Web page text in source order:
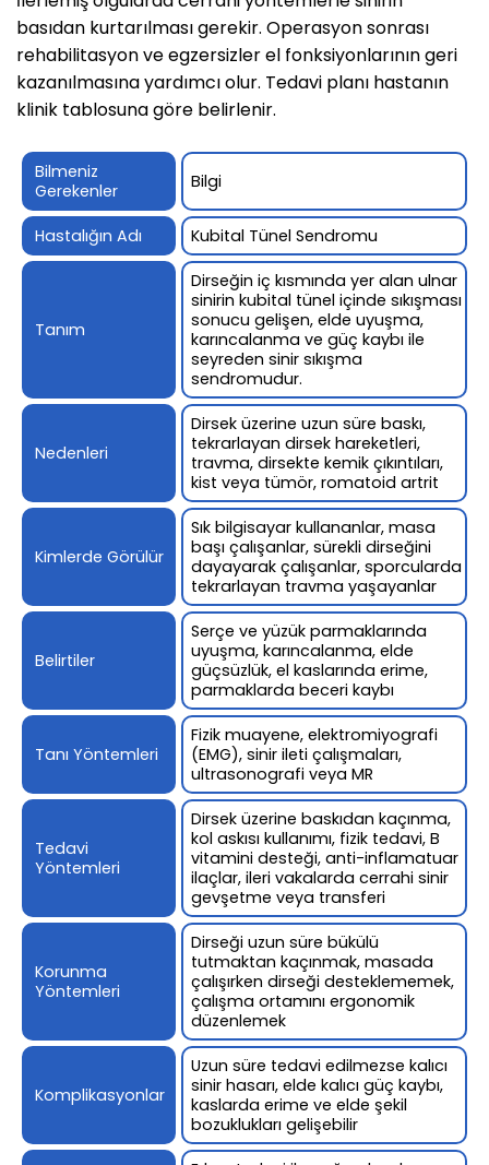
basıdan kurtarılması gerekir. Operasyon sonrası
rehabilitasyon ve egzersizler el fonksiyonlarının geri
kazanılmasına yardımcı olur. Tedavi planı hastanın
klinik tablosuna göre belirlenir.
Bilmeniz
Gerekenler
Bilgi
Hastalığın Adı Kubital Tünel Sendromu
Tanım
Dirseğin iç kısmında yer alan ulnar
sinirin kubital tünel içinde sıkışması
sonucu gelişen, elde uyuşma,
karıncalanma ve güç kaybı ile
seyreden sinir sıkışma
sendromudur.
Nedenleri
Dirsek üzerine uzun süre baskı,
tekrarlayan dirsek hareketleri,
travma, dirsekte kemik çıkıntıları,
kist veya tümör, romatoid artrit
Kimlerde Görülür
Sık bilgisayar kullananlar, masa
başı çalışanlar, sürekli dirseğini
dayayarak çalışanlar, sporcularda
tekrarlayan travma yaşayanlar
Belirtiler
Serçe ve yüzük parmaklarında
uyuşma, karıncalanma, elde
güçsüzlük, el kaslarında erime,
parmaklarda beceri kaybı
Tanı Yöntemleri
Fizik muayene, elektromiyografi
(EMG), sinir ileti çalışmaları,
ultrasonografi veya MR
Tedavi
Yöntemleri
Dirsek üzerine baskıdan kaçınma,
kol askısı kullanımı, fizik tedavi, B
vitamini desteği, anti-inflamatuar
ilaçlar, ileri vakalarda cerrahi sinir
gevşetme veya transferi
Korunma
Yöntemleri
Dirseği uzun süre bükülü
tutmaktan kaçınmak, masada
çalışırken dirseği desteklememek,
çalışma ortamını ergonomik
düzenlemek
Komplikasyonlar
Uzun süre tedavi edilmezse kalıcı
sinir hasarı, elde kalıcı güç kaybı,
kaslarda erime ve elde şekil
bozuklukları gelişebilir